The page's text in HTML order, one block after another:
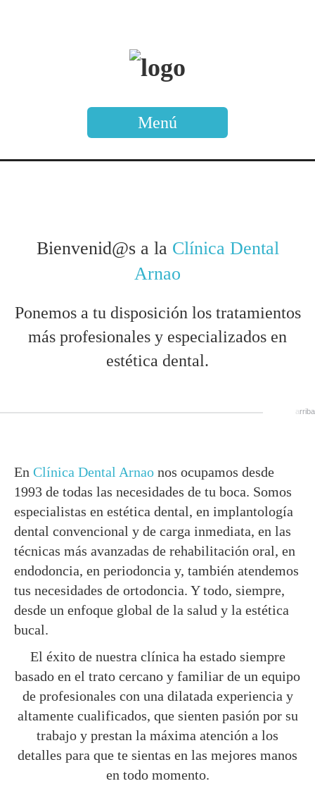
Menú
Bienvenid@s a la Clínica Dental
Arnao
Ponemos a tu disposición los tratamientos
más profesionales y especializados en
estética dental.
arriba
En Clínica Dental Arnao nos ocupamos desde
1993 de todas las necesidades de tu boca. Somos
especialistas en estética dental, en implantología
dental convencional y de carga inmediata, en las
técnicas más avanzadas de rehabilitación oral, en
endodoncia, en periodoncia y, también atendemos
tus necesidades de ortodoncia. Y todo, siempre,
desde un enfoque global de la salud y la estética
bucal.
El éxito de nuestra clínica ha estado siempre
basado en el trato cercano y familiar de un equipo
de profesionales con una dilatada experiencia y
altamente cualificados, que sienten pasión por su
trabajo y prestan la máxima atención a los
detalles para que te sientas en las mejores manos
en todo momento.